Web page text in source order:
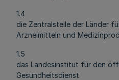
1.4
die Zentralstelle der Länder
Arzneimitteln und
1.5
das Landesinstitut für den
Gesundheitsdienst